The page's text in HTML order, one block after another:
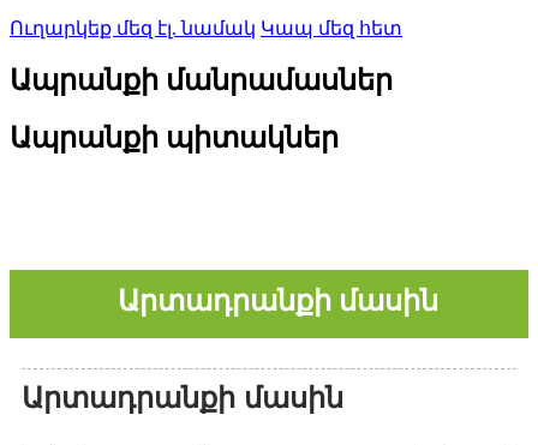
Ուղարկեք մեզ էլ. նամակ Կապ մեզ հետ
Ապրանքի մանրամասներ
Ապրանքի պիտակներ
Արտադրանքի մասին
Արտադրանքի մասին